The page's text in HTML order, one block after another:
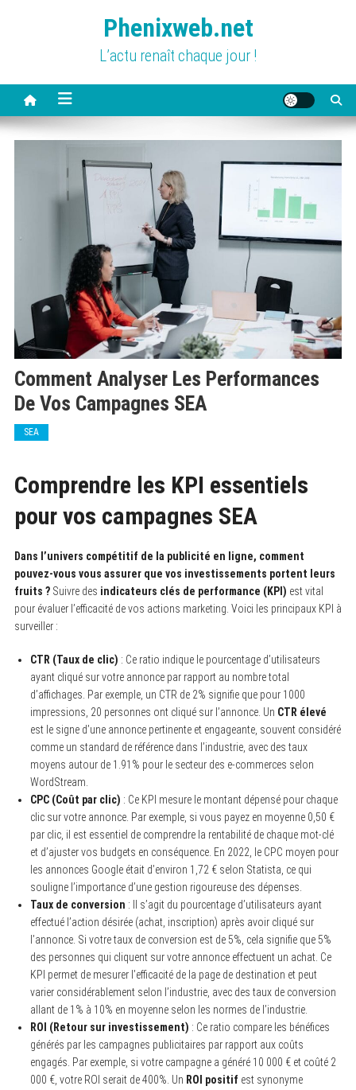
Phenixweb.net
L’actu renaît chaque jour !
Comment Analyser Les Performances
De Vos Campagnes SEA
SEA
Comprendre les KPI essentiels
pour vos campagnes SEA
Dans l’univers compétitif de la publicité en ligne, comment
pouvez-vous vous assurer que vos investissements portent leurs
fruits ?Suivre des indicateurs clés de performance (KPI) est vital
pour évaluer l’efficacité de vos actions marketing. Voici les principaux KPI à
surveiller :
CTR (Taux de clic) : Ce ratio indique le pourcentage d’utilisateurs
ayant cliqué sur votre annonce par rapport au nombre total
d’affichages. Par exemple, un CTR de 2% signifie que pour 1000
impressions, 20 personnes ont cliqué sur l’annonce. Un CTR élevé
est le signe d’une annonce pertinente et engageante, souvent considéré
comme un standard de référence dans l’industrie, avec des taux
moyens autour de 1.91% pour le secteur des e-commerces selon
WordStream.
CPC (Coût par clic) : Ce KPI mesure le montant dépensé pour chaque
clic sur votre annonce. Par exemple, si vous payez en moyenne 0,50 €
par clic, il est essentiel de comprendre la rentabilité de chaque mot-clé
et d’ajuster vos budgets en conséquence. En 2022, le CPC moyen pour
les annonces Google était d’environ 1,72 € selon Statista, ce qui
souligne l’importance d’une gestion rigoureuse des dépenses.
Taux de conversion : Il s’agit du pourcentage d’utilisateurs ayant
effectué l’action désirée (achat, inscription) après avoir cliqué sur
l’annonce. Si votre taux de conversion est de 5%, cela signifie que 5%
des personnes qui cliquent sur votre annonce effectuent un achat. Ce
KPI permet de mesurer l’efficacité de la page de destination et peut
varier considérablement selon l’industrie, avec des taux de conversion
allant de 1% à 10% en moyenne selon les normes de l’industrie.
ROI (Retour sur investissement) : Ce ratio compare les bénéfices
générés par les campagnes publicitaires par rapport aux coûts
engagés. Par exemple, si votre campagne a généré 10 000 € et coûté 2
000 €, votre ROI serait de 400%. Un ROI positif est synonyme